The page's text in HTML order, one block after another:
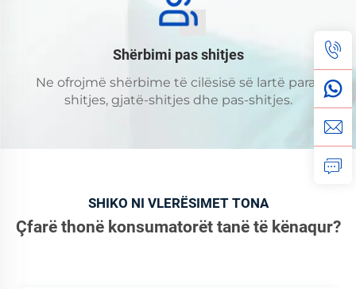
Shërbimi pas shitjes
Ne ofrojmë shërbime të cilësisë së lartë para-
shitjes, gjatë-shitjes dhe pas-shitjes.
SHIKO NI VLERËSIMET TONA
Çfarë thonë konsumatorët tanë të kënaqur?